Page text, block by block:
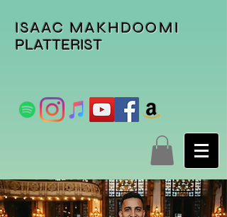
ISAAC MAKHDOOMI
PLATTERIST